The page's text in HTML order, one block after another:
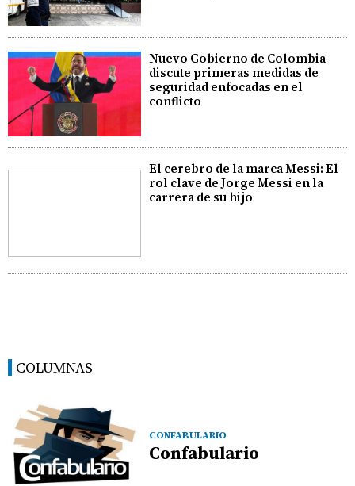
Nuevo Gobierno de Colombia
discute primeras medidas de
seguridad enfocadas en el
conflicto
El cerebro de la marca Messi: El
rol clave de Jorge Messi en la
carrera de su hijo
COLUMNAS
CONFABULARIO
Confabulario